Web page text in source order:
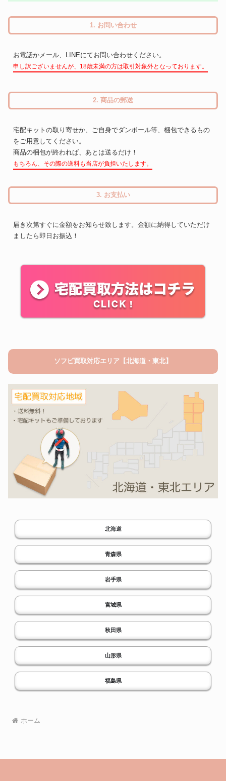
1. お問い合わせ
お電話かメール、LINEにてお問い合わせください。
申し訳ございませんが、18歳未満の方は取引対象外となっております。
2. 商品の郵送
宅配キットの取り寄せか、ご自身でダンボール等、梱包できるもの
をご用意してください。
商品の梱包が終われば、あとは送るだけ！
もちろん、その際の送料も当店が負担いたします。
3. お支払い
届き次第すぐに金額をお知らせ致します。金額に納得していただけ
ましたら即日お振込！
ソフビ買取対応エリア【北海道・東北】
北海道
青森県
岩手県
宮城県
秋田県
山形県
福島県
ホーム